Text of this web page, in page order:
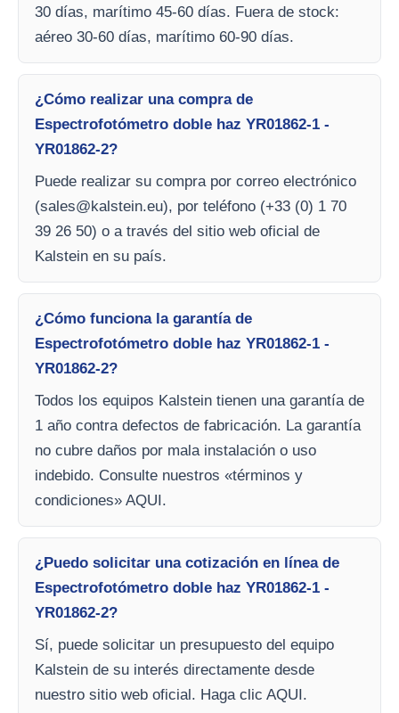
30 días, marítimo 45-60 días. Fuera de stock:
aéreo 30-60 días, marítimo 60-90 días.
¿Cómo realizar una compra de
Espectrofotómetro doble haz YR01862-1 -
YR01862-2?
Puede realizar su compra por correo electrónico
(sales@kalstein.eu), por teléfono (+33 (0) 1 70
39 26 50) o a través del sitio web oficial de
Kalstein en su país.
¿Cómo funciona la garantía de
Espectrofotómetro doble haz YR01862-1 -
YR01862-2?
Todos los equipos Kalstein tienen una garantía de
1 año contra defectos de fabricación. La garantía
no cubre daños por mala instalación o uso
indebido. Consulte nuestros «términos y
condiciones» AQUI.
¿Puedo solicitar una cotización en línea de
Espectrofotómetro doble haz YR01862-1 -
YR01862-2?
Sí, puede solicitar un presupuesto del equipo
Kalstein de su interés directamente desde
nuestro sitio web oficial. Haga clic AQUI.